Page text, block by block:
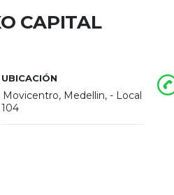
CAPITAL
UBICACIÓN
Movicentro, Medellin, - Local
104